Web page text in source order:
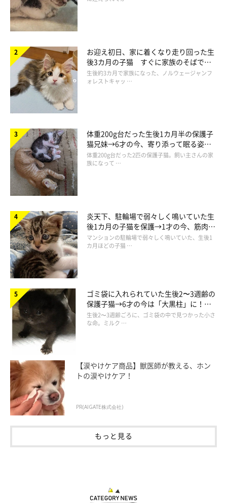
実はきなこを飼い始めた時、あまり爪とぎを買っていませんでし
た。
で、問題なく爪とぎができると思っていたからです。でも実際
は、あまりキャットタワーの爪とぎは使ってくれず…。きなこに
とって壁の方が魅力的ながりがりスポットになってしまいました
（笑）
ように我が家にはたくさんの爪とぎを置いています。そんな我が
家で特に愛用しているのがカインズさんの爪とぎです！インテリ
アとしても可愛くデザイン性のあるものや機能性のあるものと多
様にあるからです。
介しますね
さっそくいきますよ～！
定番の「鍋型爪とぎ」がバリエーション豊富！
お迎え初日、家に着くなり走り回った生
後3カ月の子猫 すぐに家族のそばで落
ち着く姿に「迎えてよかった」
生後約3カ月で家族になった、ノルウェージャンフ
ォレストキャッ …
体重200g台だった生後1カ月半の保護子
猫兄妹→6才の今、寄り添って眠る姿に
ほっこり！
体重200g台だった2匹の保護子猫。飼い主さんの家
族になって …
炎天下、駐輪場で弱々しく鳴いていた生
後1カ月の子猫を保護→1才の今、筋肉質
でツンデレなコに成長
マンションの駐輪場で弱々しく鳴いていた、生後1
カ月ほどの子猫 …
ゴミ袋に入れられていた生後2〜3週齢の
保護子猫→6才の今は「大黒柱」に！
美しい黒猫に成長した姿にグッとくる
生後2〜3週齢ごろに、ゴミ袋の中で見つかった小さ
な命。ミルク …
【涙やけケア商品】獣医師が教える、ホン
トの涙やけケア！
PR(AIGATE株式会社)
もっと見る